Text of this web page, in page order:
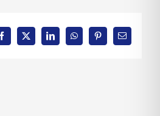
Facebook
X LinkedInWhatsAppPinterest
E-
Mail